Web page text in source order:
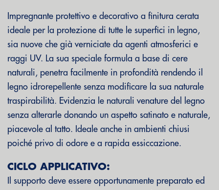
Impregnante protettivo e decorativo a finitura cerata
ideale per la protezione di tutte le superfici in legno,
sia nuove che già verniciate da agenti atmosferici e
raggi UV. La sua speciale formula a base di cere
naturali, penetra facilmente in profondità rendendo il
legno idrorepellente senza modificare la sua naturale
traspirabilità. Evidenzia le naturali venature del legno
senza alterarle donando un aspetto satinato e naturale,
piacevole al tatto. Ideale anche in ambienti chiusi
poiché privo di odore e a rapida essiccazione.
CICLO APPLICATIVO:
Il supporto deve essere opportunamente preparato ed